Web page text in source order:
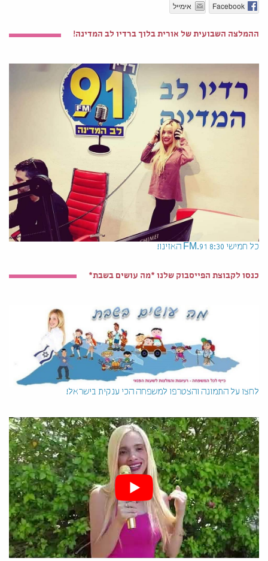
Facebook אימייל
ההמלצה השבועית של אורית בלוך ברדיו לב המדינה!
כל חמישי 8:30 91.FM האזינו!
כנסו לקבוצת הפייסבוק שלנו *מה עושים בשבת*
לחצו על התמונה והצטרפו למשפחה הכי ענקית בישראל!